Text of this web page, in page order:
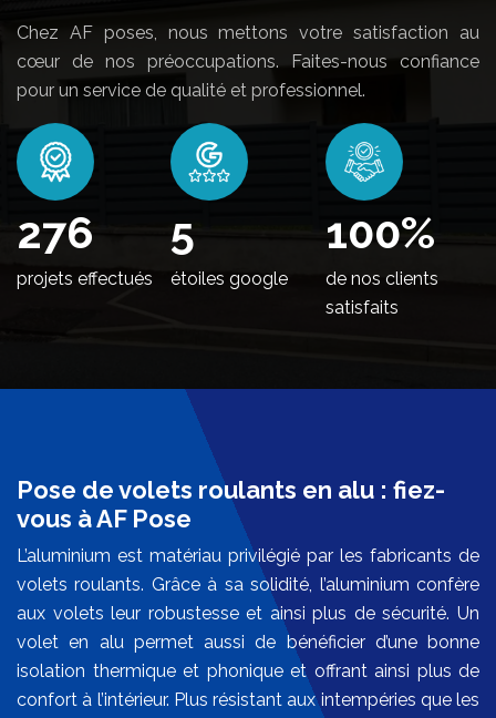
Chez AF poses, nous mettons votre satisfaction au
cœur de nos préoccupations. Faites-nous confiance
pour un service de qualité et professionnel.
344
projets effectués
5
étoiles google
100%
de nos clients
satisfaits
Pose de volets roulants en alu : fiez-
vous à AF Pose
L’aluminium est matériau privilégié par les fabricants de
volets roulants. Grâce à sa solidité, l’aluminium confère
aux volets leur robustesse et ainsi plus de sécurité. Un
volet en alu permet aussi de bénéficier d’une bonne
isolation thermique et phonique et offrant ainsi plus de
confort à l’intérieur. Plus résistant aux intempéries que les